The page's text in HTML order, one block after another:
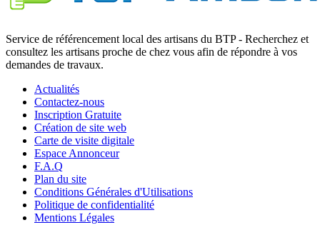
Service de référencement local des artisans du BTP - Recherchez et
consultez les artisans proche de chez vous afin de répondre à vos
demandes de travaux.
Actualités
Contactez-nous
Inscription Gratuite
Création de site web
Carte de visite digitale
Espace Annonceur
F.A.Q
Plan du site
Conditions Générales d'Utilisations
Politique de confidentialité
Mentions Légales